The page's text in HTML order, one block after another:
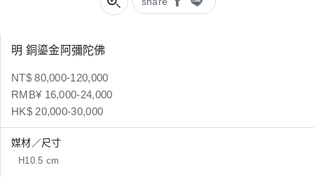
明 銅鎏金阿彌陀佛
NT$ 80,000-120,000
RMB¥ 16,000-24,000
HK$ 20,000-30,000
媒材／尺寸
H10.5 cm